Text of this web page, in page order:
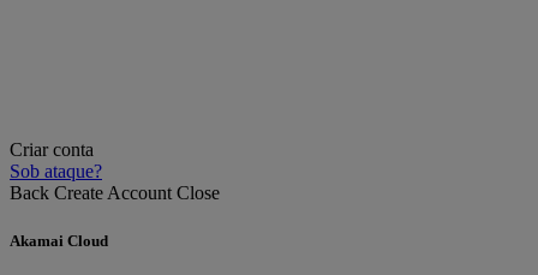
Criar conta
Sob ataque?
Back Create Account Close
Akamai Cloud